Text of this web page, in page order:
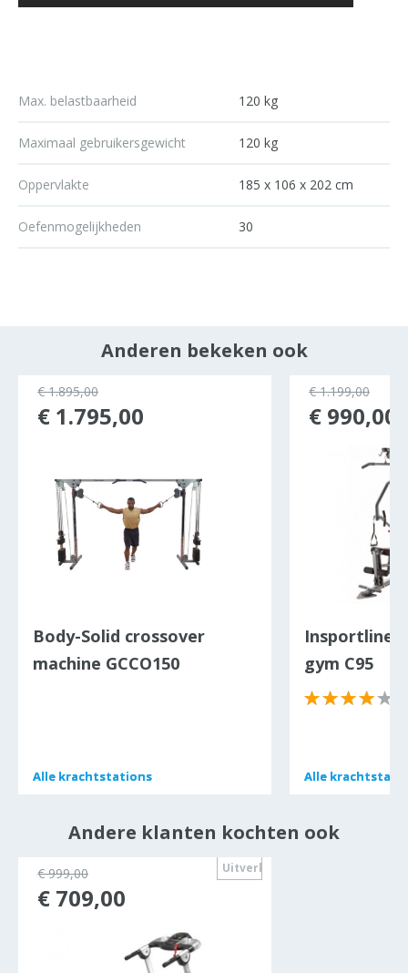
Max. belastbaarheid 120 kg
Maximaal gebruikersgewicht 120 kg
Oppervlakte 185 x 106 x 202 cm
Oefenmogelijkheden 30
Anderen bekeken ook
Body-Solid crossover
machine GCCO150
Alle krachtstations
Alle krachtstations
€ 1.895,00
€ 1.795,00
Insportline
gym C95
Alle
Alle
€ 1.199,00
€ 990,00
Andere klanten kochten ook
Uitverkocht
€ 999,00
€ 709,00